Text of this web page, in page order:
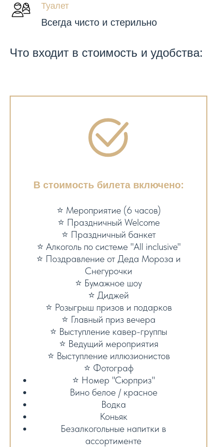
Туалет
Всегда чисто и стерильно
Что входит в стоимость и удобства:
В стоимость билета включено:
⭐ Мероприятие (6 часов)
⭐ Праздничный Welcome
⭐ Праздничный банкет
⭐ Алкоголь по системе "All inclusive"
⭐ Поздравление от Деда Мороза и
Снегурочки
⭐ Бумажное шоу
⭐ Диджей
⭐ Розыгрыш призов и подарков
⭐ Главный приз вечера
⭐ Выступление кавер-группы
⭐ Ведущий мероприятия
⭐ Выступление иллюзионистов
⭐ Фотограф
⭐ Номер "Сюрприз"
Вино белое / красное
Водка
Коньяк
Безалкогольные напитки в
ассортименте